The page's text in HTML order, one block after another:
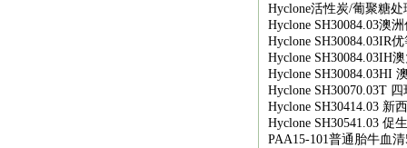
Hyclone活性炭/葡聚糖处
Hyclone SH30084.03澳洲
Hyclone SH30084.03IR优
Hyclone SH30084.03IH
Hyclone SH30084.03HI
Hyclone SH30070.03T
Hyclone SH30414.03 新
Hyclone SH30541.03 促
PAA15-101普通胎牛血清